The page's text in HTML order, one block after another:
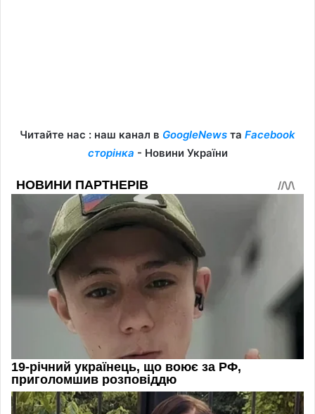
Читайте нас : наш канал в GoogleNews та Facebook
сторінка - Новини України